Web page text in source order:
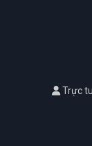
Trực